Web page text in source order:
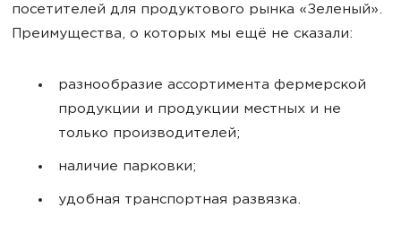
посетителей для продуктового рынка «Зеленый».
Преимущества, о которых мы ещё не сказали:
разнообразие ассортимента фермерской
продукции и продукции местных и не
только производителей;
наличие парковки;
удобная транспортная развязка.